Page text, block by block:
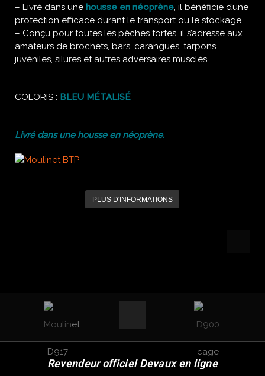
– Livré dans une housse en néoprène, il bénéficie d’une
protection efficace durant le transport ou le stockage.
– Conçu pour toutes les pêches fortes, il s’adresse aux
amateurs de brochets, bars, carangues, tarpons
juvéniles, silures et autres adversaires musclés.
COLORIS : BLEU MÉTALISÉ
Livré dans une housse en néoprène.
PLUS D'INFORMATIONS
Revendeur officiel Devaux en ligne